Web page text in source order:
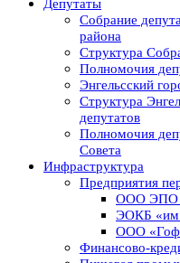
Депутаты
Собрание
района
Структура
Полномочия
Энгельсский
Структура
депутатов
Полномочия
Совета
Инфраструктура
Предприятия
ООО ЭПО
ЭОКБ «им.
ООО
Финансово-